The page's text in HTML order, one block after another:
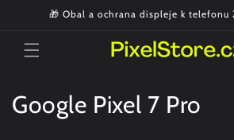
Přejít k🎁 Obal a ochrana displeje k telefonu
K
Google Pixel 7 Pro